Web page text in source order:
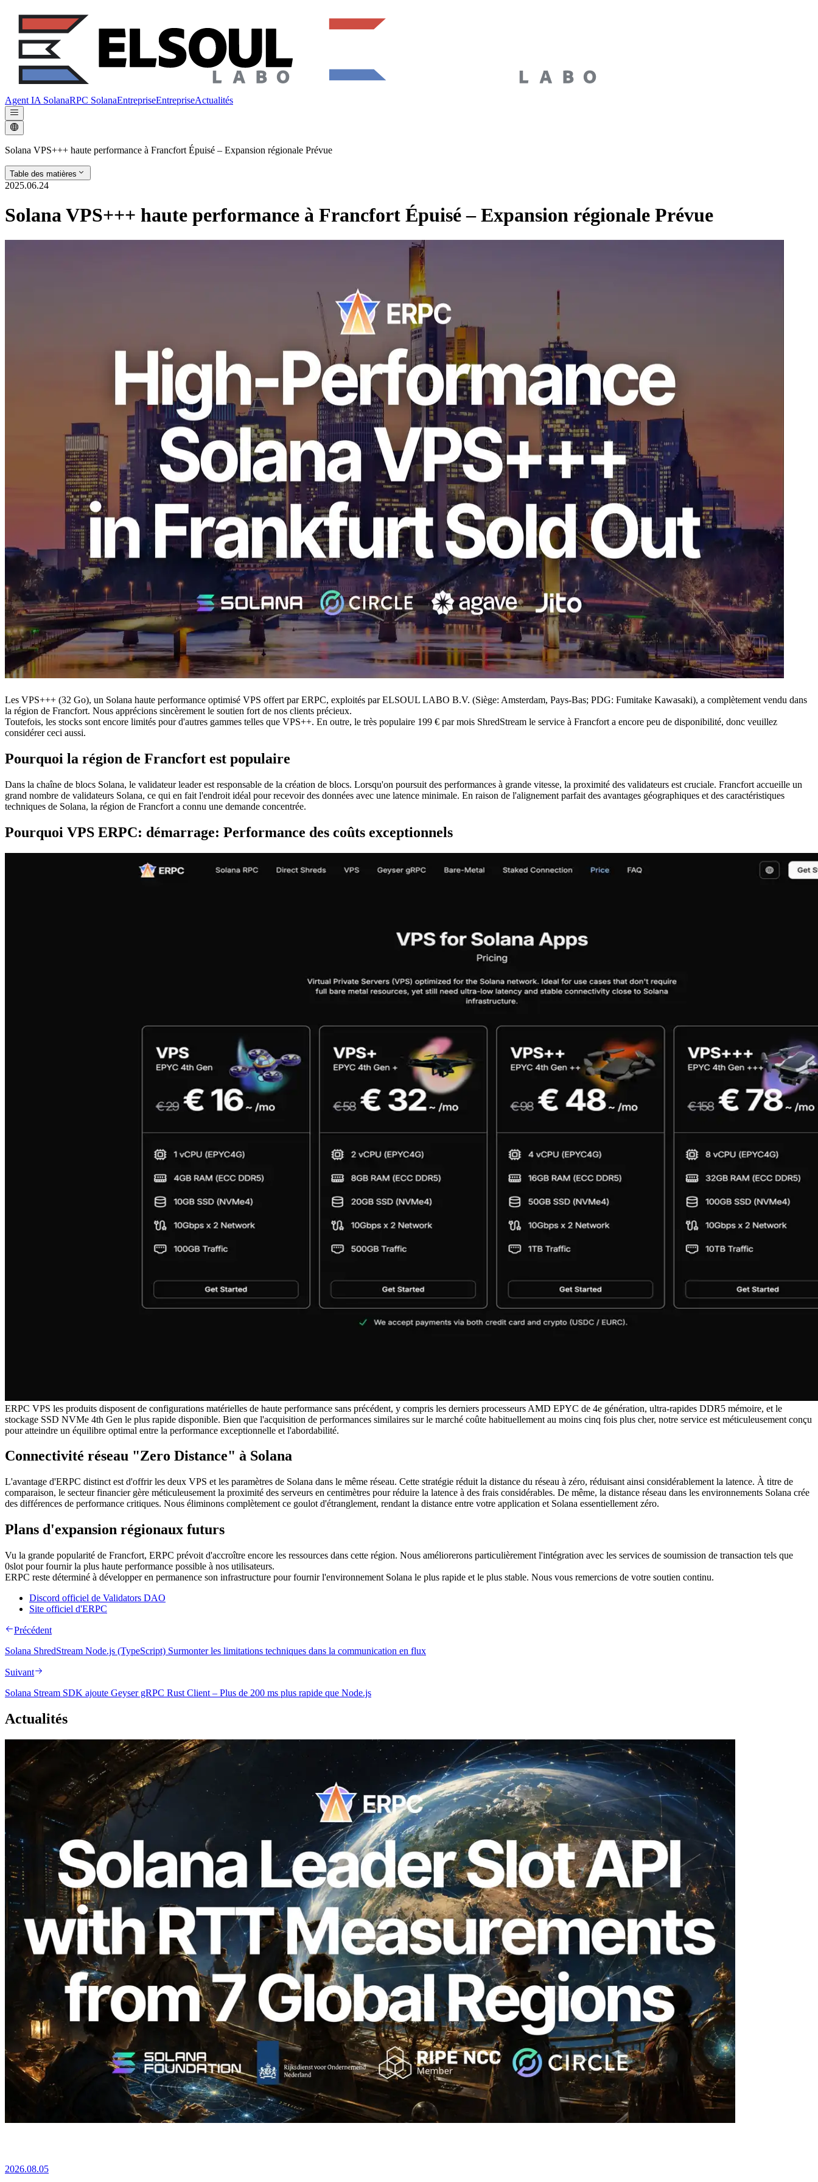
Agent IA SolanaRPC SolanaEntrepriseEntrepriseActualités
Solana VPS+++ haute performance à Francfort Épuisé – Expansion régionale Prévue
Table des matières
2025.06.24
Solana VPS+++ haute performance à Francfort Épuisé – Expansion régionale Prévue
Les VPS+++ (32 Go), un Solana haute performance optimisé VPS offert par ERPC, exploités par ELSOUL LABO B.V. (Siège: Amsterdam, Pays-Bas; PDG: Fumitake Kawasaki), a complètement vendu dans
la région de Francfort. Nous apprécions sincèrement le soutien fort de nos clients précieux.
Toutefois, les stocks sont encore limités pour d'autres gammes telles que VPS++. En outre, le très populaire 199 € par mois ShredStream le service à Francfort a encore peu de disponibilité, donc veuillez
considérer ceci aussi.
Pourquoi la région de Francfort est populaire
Dans la chaîne de blocs Solana, le validateur leader est responsable de la création de blocs. Lorsqu'on poursuit des performances à grande vitesse, la proximité des validateurs est cruciale. Francfort accueille un
grand nombre de validateurs Solana, ce qui en fait l'endroit idéal pour recevoir des données avec une latence minimale. En raison de l'alignement parfait des avantages géographiques et des caractéristiques
techniques de Solana, la région de Francfort a connu une demande concentrée.
Pourquoi VPS ERPC: démarrage: Performance des coûts exceptionnels
ERPC VPS les produits disposent de configurations matérielles de haute performance sans précédent, y compris les derniers processeurs AMD EPYC de 4e génération, ultra-rapides DDR5 mémoire, et le
stockage SSD NVMe 4th Gen le plus rapide disponible. Bien que l'acquisition de performances similaires sur le marché coûte habituellement au moins cinq fois plus cher, notre service est méticuleusement conçu
pour atteindre un équilibre optimal entre la performance exceptionnelle et l'abordabilité.
Connectivité réseau "Zero Distance" à Solana
L'avantage d'ERPC distinct est d'offrir les deux VPS et les paramètres de Solana dans le même réseau. Cette stratégie réduit la distance du réseau à zéro, réduisant ainsi considérablement la latence. À titre de
comparaison, le secteur financier gère méticuleusement la proximité des serveurs en centimètres pour réduire la latence à des frais considérables. De même, la distance réseau dans les environnements Solana crée
des différences de performance critiques. Nous éliminons complètement ce goulot d'étranglement, rendant la distance entre votre application et Solana essentiellement zéro.
Plans d'expansion régionaux futurs
Vu la grande popularité de Francfort, ERPC prévoit d'accroître encore les ressources dans cette région. Nous améliorerons particulièrement l'intégration avec les services de soumission de transaction tels que
0slot pour fournir la plus haute performance possible à nos utilisateurs.
ERPC reste déterminé à développer en permanence son infrastructure pour fournir l'environnement Solana le plus rapide et le plus stable. Nous vous remercions de votre soutien continu.
Discord officiel de Validators DAO
Site officiel d'ERPC
Précédent
Solana ShredStream Node.js (TypeScript) Surmonter les limitations techniques dans la communication en flux
Suivant
Solana Stream SDK ajoute Geyser gRPC Rust Client – Plus de 200 ms plus rapide que Node.js
Actualités
2026.08.05